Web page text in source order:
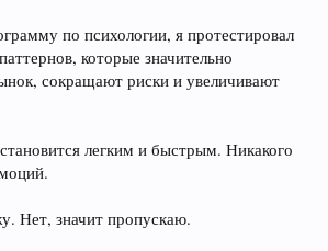
по психологии, я протестировал
которые значительно
сокращают риски и увеличивают
легким и быстрым. Никакого
Нет, значит пропускаю.